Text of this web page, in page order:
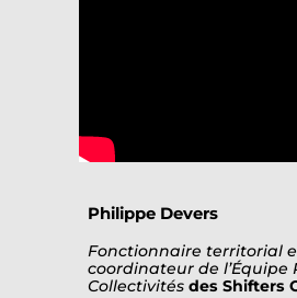
Philippe Devers
Fonctionnaire territorial
coordinateur de l’Équipe
Collectivités des Shifters